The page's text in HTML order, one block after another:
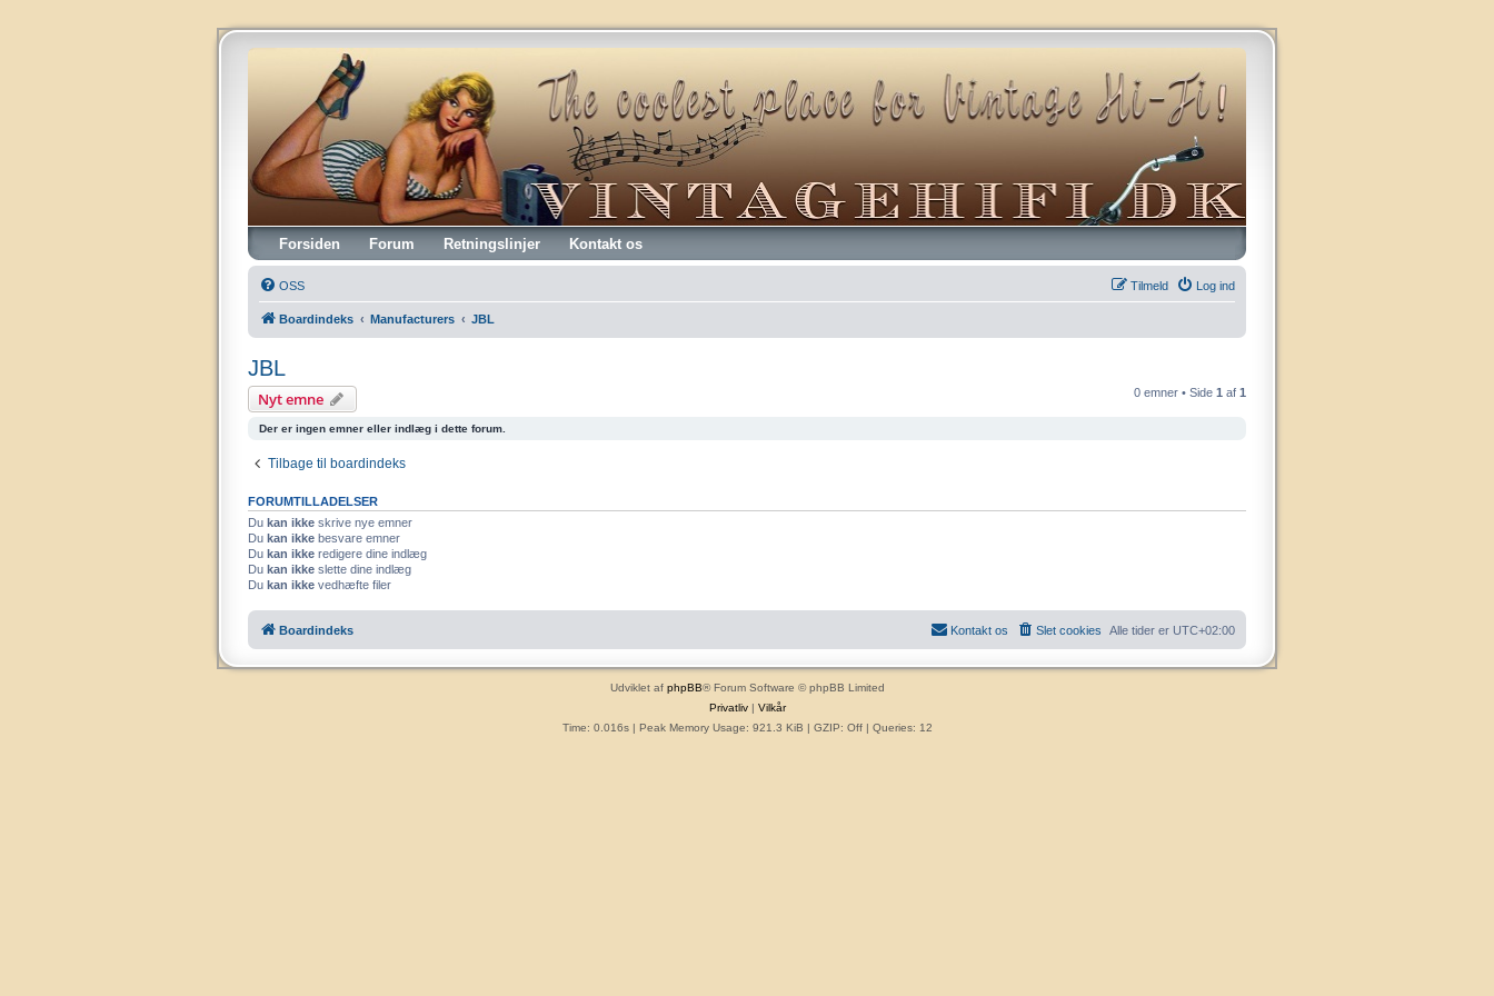
Vintagehifi.dk
Forsiden Forum Retningslinjer Kontakt os
OSS Log ind
Tilmeld
Boardindeks Manufacturers JBL
JBL
Nyt emne 0 emner • Side 1 af 1
Der er ingen emner eller indlæg i dette forum.
Tilbage til boardindeks
FORUMTILLADELSER
Du kan ikke skrive nye emner
Du kan ikke besvare emner
Du kan ikke redigere dine indlæg
Du kan ikke slette dine indlæg
Du kan ikke vedhæfte filer
Boardindeks Alle tider er UTC+02:00
Slet cookies
Kontakt os
Udviklet af phpBB® Forum Software © phpBB Limited
Privatliv| Vilkår
Time: 0.016s| Peak Memory Usage: 921.3 KiB | GZIP: Off | Queries: 12